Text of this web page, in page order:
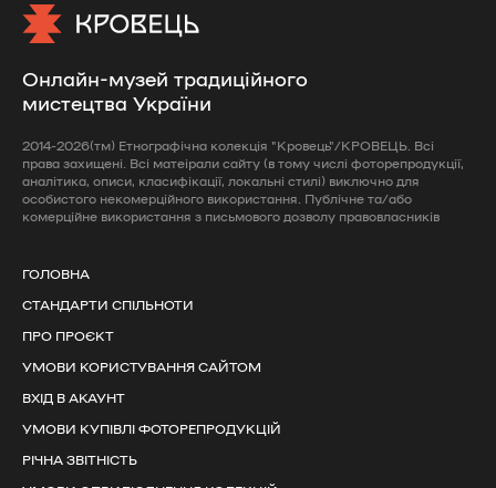
Онлайн-музей традиційного
мистецтва України
2014-2026(тм) Етнографічна колекція "Кровець"/КРОВЕЦЬ. Всі
права захищені. Всі матеірали сайту (в тому числі фоторепродукції,
аналітика, описи, класифікації, локальні стилі) виключно для
особистого некомерційного використання. Публічне та/або
комерційне використання з письмового дозволу правовласників
ГОЛОВНА
СТАНДАРТИ СПІЛЬНОТИ
ПРО ПРОЄКТ
УМОВИ КОРИСТУВАННЯ САЙТОМ
ВХІД В АКАУНТ
УМОВИ КУПІВЛІ ФОТОРЕПРОДУКЦІЙ
РІЧНА ЗВІТНІСТЬ